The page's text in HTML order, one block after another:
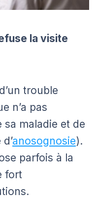
la visite
trouble
n’a pas
maladie et de
anosognosie).
parfois à la
fort